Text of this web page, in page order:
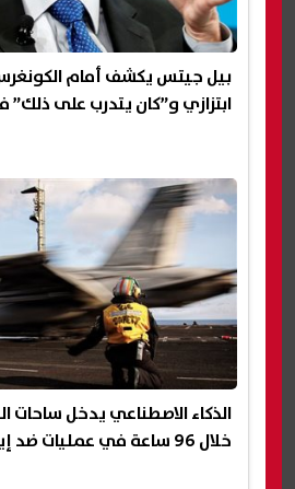
بيل جيتس يكشف أمام
ابتزازي و”كان يتدرب على
خلال 96 ساعة في عمليات ضد إيران